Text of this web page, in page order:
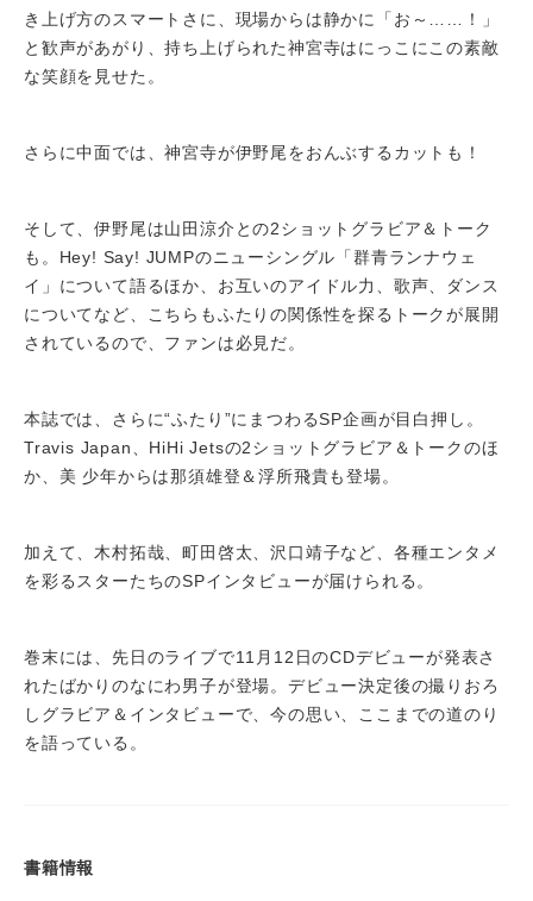
き上げ方のスマートさに、現場からは静かに「お～……！」
と歓声があがり、持ち上げられた神宮寺はにっこにこの素敵
な笑顔を見せた。
さらに中面では、神宮寺が伊野尾をおんぶするカットも！
そして、伊野尾は山田涼介との2ショットグラビア＆トーク
も。Hey! Say! JUMPのニューシングル「群青ランナウェ
イ」について語るほか、お互いのアイドル力、歌声、ダンス
についてなど、こちらもふたりの関係性を探るトークが展開
されているので、ファンは必見だ。
本誌では、さらに“ふたり”にまつわるSP企画が目白押し。
Travis Japan、HiHi Jetsの2ショットグラビア＆トークのほ
か、美 少年からは那須雄登＆浮所飛貴も登場。
加えて、木村拓哉、町田啓太、沢口靖子など、各種エンタメ
を彩るスターたちのSPインタビューが届けられる。
巻末には、先日のライブで11月12日のCDデビューが発表さ
れたばかりのなにわ男子が登場。デビュー決定後の撮りおろ
しグラビア＆インタビューで、今の思い、ここまでの道のり
を語っている。
書籍情報